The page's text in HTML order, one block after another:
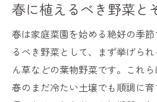
春に植えるべき野菜と
春は家庭菜園を始める絶好の季
るべき野菜として、まず挙げら
ん草などの葉物野菜です。これら
春のまだ冷たい土壌でも順調に